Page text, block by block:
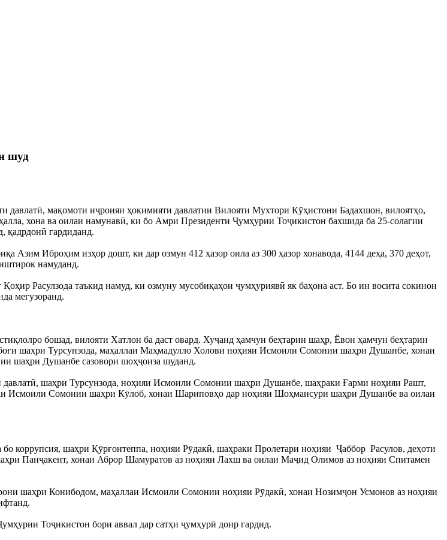
шуд
мақомоти иҷроияи ҳокимияти давлатии Вилояти Мухтори Кӯҳистони Бадахшон, вилоятҳо,
хона ва оилаи намунавӣ, ки бо Амри Президенти Ҷумҳурии Тоҷикистон бахшида ба 25-солагии
қадрдонӣ гардиданд.
Иброҳим изҳор дошт, ки дар озмун 412 ҳазор оила аз 300 ҳазор хонавода, 4144 деҳа, 370 деҳот,
намуданд.
Расулзода таъкид намуд, ки озмуну мусобиқаҳои ҷумҳуриявӣ як баҳона аст. Бо ин восита сокинон
мегузоранд.
бошад, вилояти Хатлон ба даст овард. Хуҷанд ҳамчун беҳтарин шаҳр, Ёвон ҳамчун беҳтарин
шаҳри Турсунзода, маҳаллаи Маҳмадулло Холови ноҳияи Исмоили Сомонии шаҳри Душанбе, хонаи
шаҳри Душанбе сазовори шоҳҷоиза шуданд.
давлатӣ, шаҳри Турсунзода, ноҳияи Исмоили Сомонии шаҳри Душанбе, шаҳраки Ғарми ноҳияи Рашт,
Исмоили Сомонии шаҳри Кӯлоб, хонаи Шариповҳо дар ноҳияи Шоҳмансури шаҳри Душанбе ва оилаи
коррупсия, шаҳри Қӯрғонтеппа, ноҳияи Рӯдакӣ, шаҳраки Пролетари ноҳияи Ҷаббор Расулов, деҳоти
Панҷакент, хонаи Аброр Шамуратов аз ноҳияи Лахш ва оилаи Маҷид Олимов аз ноҳияи Спитамен
шаҳри Конибодом, маҳаллаи Исмоили Сомонии ноҳияи Рӯдакӣ, хонаи Нозимҷон Усмонов аз ноҳияи
Тоҷикистон бори аввал дар сатҳи ҷумҳурӣ доир гардид.